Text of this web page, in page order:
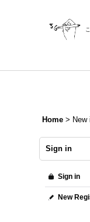
Home > New
Sign in
Sign in
New